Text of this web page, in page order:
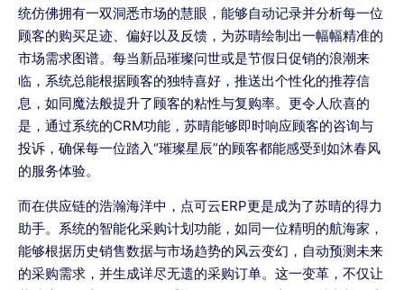
统仿佛拥有一双洞悉市场的慧眼，能够自动记录并分析每一位
顾客的购买足迹、偏好以及反馈，为苏晴绘制出一幅幅精准的
市场需求图谱。每当新品璀璨问世或是节假日促销的浪潮来
临，系统总能根据顾客的独特喜好，推送出个性化的推荐信
息，如同魔法般提升了顾客的粘性与复购率。更令人欣喜的
是，通过系统的CRM功能，苏晴能够即时响应顾客的咨询与
投诉，确保每一位踏入“璀璨星辰”的顾客都能感受到如沐春风
的服务体验。
而在供应链的浩瀚海洋中，点可云ERP更是成为了苏晴的得力
助手。系统的智能化采购计划功能，如同一位精明的航海家，
能够根据历史销售数据与市场趋势的风云变幻，自动预测未来
的采购需求，并生成详尽无遗的采购订单。这一变革，不仅让